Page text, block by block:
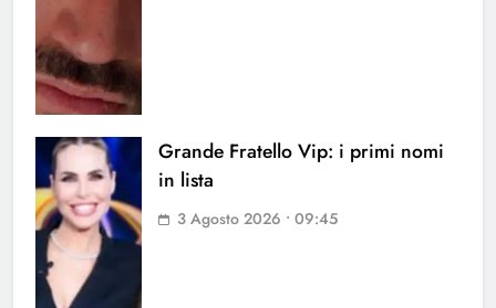
Grande Fratello Vip: i primi nomi
in lista
3 Agosto 2026 • 09:45